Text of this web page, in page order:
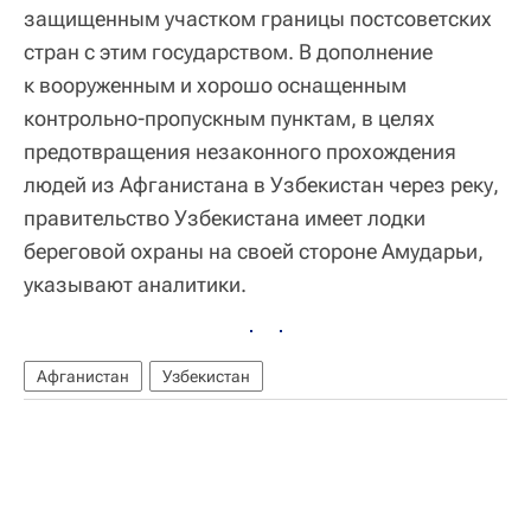
защищенным участком границы постсоветских
стран с этим государством. В дополнение
к вооруженным и хорошо оснащенным
контрольно-пропускным пунктам, в целях
предотвращения незаконного прохождения
людей из Афганистана в Узбекистан через реку,
правительство Узбекистана имеет лодки
береговой охраны на своей стороне Амударьи,
указывают аналитики.
Афганистан Узбекистан